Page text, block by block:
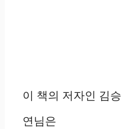
이 책의 저자인 김승
연님은